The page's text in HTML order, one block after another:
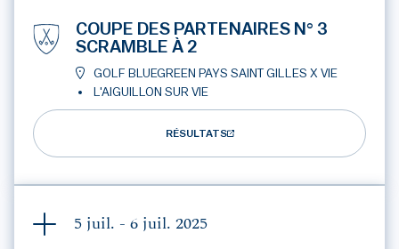
COUPE DES PARTENAIRES N° 3
SCRAMBLE À 2
GOLF BLUEGREEN PAYS SAINT GILLES X VIE
L'AIGUILLON SUR VIE
RÉSULTATS
5 juil. - 6 juil. 2025